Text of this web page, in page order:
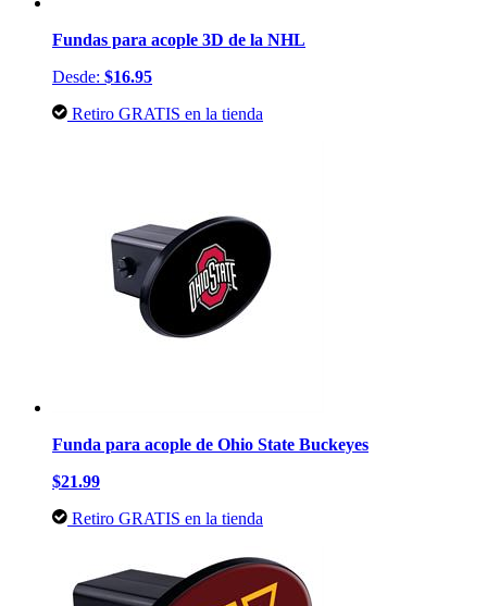
Fundas para acople 3D de la NHL
Desde: $16.95
Retiro GRATIS en la tienda
Funda para acople de Ohio State Buckeyes
$21.99
Retiro GRATIS en la tienda